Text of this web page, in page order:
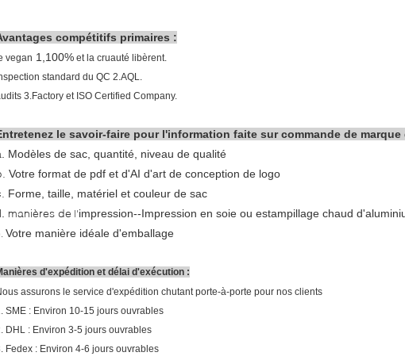
compétitifs primaires :
vegan 1,100% et la cruauté libèrent.
standard du QC 2.AQL.
3.Factory et ISO Certified Company.
le savoir-faire pour l'information faite sur commande de
Modèles de sac, quantité, niveau de qualité
Votre format de pdf et d'AI d'art de conception de logo
Forme, taille, matériel et couleur de sac
manières de l'impression--Impression en soie ou estampillage chaud
Votre manière idéale d'emballage
d'expédition et délai d'exécution :
assurons le service d'expédition chutant porte-à-porte pour nos clients
SME : Environ 10-15 jours ouvrables
DHL : Environ 3-5 jours ouvrables
Fedex : Environ 4-6 jours ouvrables